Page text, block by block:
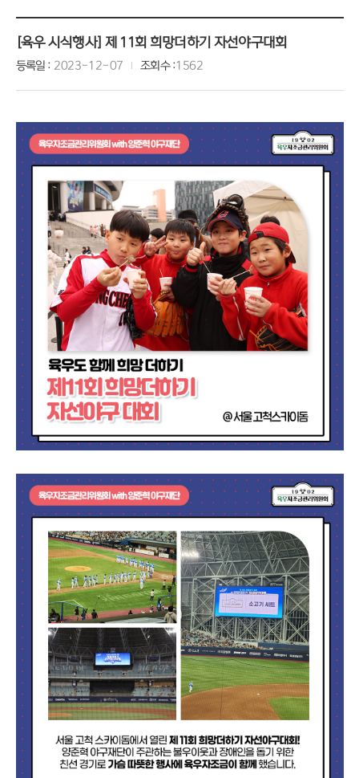
[육우 시식행사] 제 11회 희망더하기 자선야구대회
등록일 2023-12-07 조회수 1562